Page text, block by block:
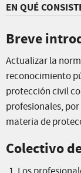
EN QUÉ
Breve
Actualizar la
reconocimiento
protección civil
profesionales,
materia de
Colectivo